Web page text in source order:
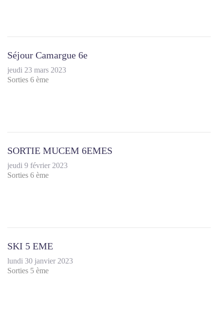
Séjour Camargue 6e
jeudi 23 mars 2023
Sorties 6 ème
SORTIE MUCEM 6EMES
jeudi 9 février 2023
Sorties 6 ème
SKI 5 EME
lundi 30 janvier 2023
Sorties 5 ème